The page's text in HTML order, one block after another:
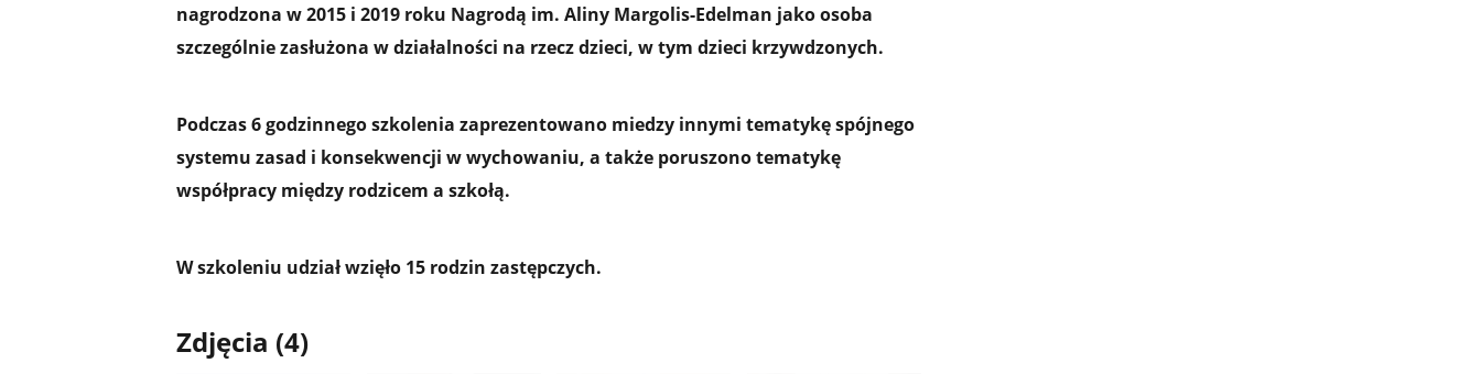
nagrodzona w 2015 i 2019 roku Nagrodą im. Aliny Margolis-Edelman jako osoba
szczególnie zasłużona w działalności na rzecz dzieci, w tym dzieci krzywdzonych.
Podczas 6 godzinnego szkolenia zaprezentowano miedzy innymi tematykę spójnego
systemu zasad i konsekwencji w wychowaniu, a także poruszono tematykę
współpracy między rodzicem a szkołą.
W szkoleniu udział wzięło 15 rodzin zastępczych.
Zdjęcia (4)